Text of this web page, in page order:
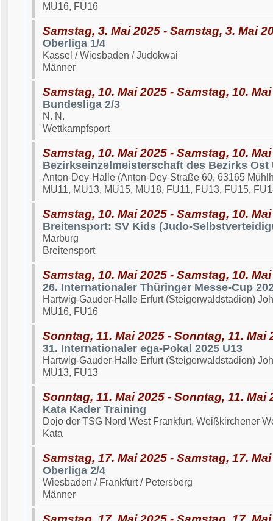
MU16, FU16
Samstag, 3. Mai 2025 - Samstag, 3. Mai
Oberliga 1/4
Kassel / Wiesbaden / Judokwai
Männer
Samstag, 10. Mai 2025 - Samstag, 10.
Bundesliga 2/3
N. N.
Wettkampfsport
Samstag, 10. Mai 2025 - Samstag, 10.
Bezirkseinzelmeisterschaft des Bezirks Ost
Anton-Dey-Halle (Anton-Dey-Straße 60, 63165
MU11, MU13, MU15, MU18, FU11, FU13, FU15,
Samstag, 10. Mai 2025 - Samstag, 10.
Breitensport: SV Kids (Judo-
Marburg
Breitensport
Samstag, 10. Mai 2025 - Samstag, 10.
26. Internationaler Thüringer Messe-Cup
Hartwig-Gauder-Halle Erfurt (Steigerwaldstadion)
MU16, FU16
Sonntag, 11. Mai 2025 - Sonntag, 11. Mai
31. Internationaler ega-Pokal 2025 U13
Hartwig-Gauder-Halle Erfurt (Steigerwaldstadion)
MU13, FU13
Sonntag, 11. Mai 2025 - Sonntag, 11. Mai
Kata Kader Training
Dojo der TSG Nord West Frankfurt, Weißkirchener
Kata
Samstag, 17. Mai 2025 - Samstag, 17.
Oberliga 2/4
Wiesbaden / Frankfurt / Petersberg
Männer